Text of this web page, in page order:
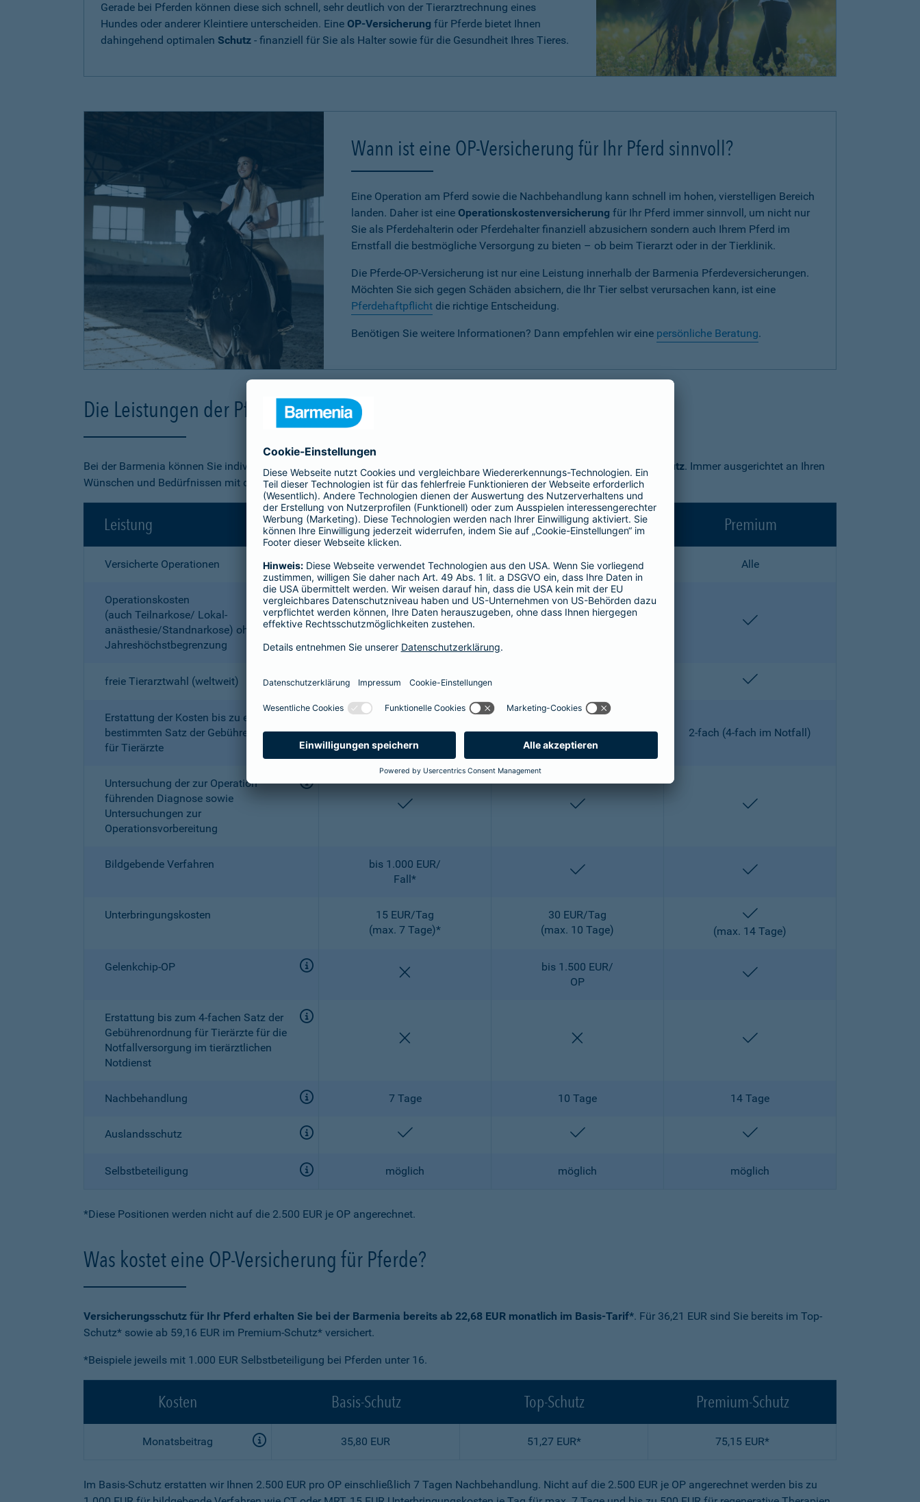
Gerade bei Pferden können diese sich schnell, sehr deutlich von der Tierarztrechnung eines
Hundes oder anderer Kleintiere unterscheiden. Eine OP-Versicherung für Pferde bietet Ihnen
dahingehend optimalen Schutz - finanziell für Sie als Halter sowie für die Gesundheit Ihres Tieres.
Wann ist eine OP-Versicherung für Ihr Pferd sinnvoll?
Eine Operation am Pferd sowie die Nachbehandlung kann schnell im hohen, vierstelligen Bereich
landen. Daher ist eine Operationskostenversicherung für Ihr Pferd immer sinnvoll, um nicht nur
Sie als Pferdehalterin oder Pferdehalter finanziell abzusichern sondern auch Ihrem Pferd im
Ernstfall die bestmögliche Versorgung zu bieten – ob beim Tierarzt oder in der Tierklinik.
Die Pferde-OP-Versicherung ist nur eine Leistung innerhalb der Barmenia Pferdeversicherungen.
Möchten Sie sich gegen Schäden absichern, die Ihr Tier selbst verursachen kann, ist eine
Pferdehaftpflicht die richtige Entscheidung.
Benötigen Sie weitere Informationen? Dann empfehlen wir eine persönliche Beratung.
Die Leistungen der Pferde-OP-Versicherung im Vergleich
Bei der Barmenia können Sie individuell aus 3 verschiedenen Tarifen für Ihr Pferd wählen: Basis-, Top- oder Premium-Schutz. Immer ausgerichtet an Ihren
Wünschen und Bedürfnissen mit dem besten Preis-Leistungsverhältnis.
Leistung Basis Top Premium
Versicherte Operationen Alle Alle Alle
Operationskosten
(auch Teilnarkose/ Lokal­
anästhesie/Standnarkose) ohne
Jahreshöchstbe­grenzung
bis 2.500 EUR/
OP
enthalten enthalten
freie Tierarztwahl (weltweit) enthalten enthalten
Erstattung der Kosten bis zu einem
bestimmten Satz der Gebührenordnung
für Tierärzte
2-fach 2-fach 2-fach (4-fach im Notfall)
Untersuchung der zur Operation
führenden Diagnose sowie
Untersuchungen zur
Operationsvorbereitung
enthalten enthalten enthalten
Bildgebende Verfahren
bis 1.000 EUR/
Fall*
enthalten enthalten
Unterbringungskosten
15 EUR/Tag
(max. 7 Tage)*
30 EUR/Tag
(max. 10 Tage)
enthalten
(max. 14 Tage)
Gelenkchip-OP
bis 1.500 EUR/
OP
enthalten
Erstattung bis zum 4-fachen Satz der
Gebührenordnung für Tierärzte für die
Notfallversorgung im tierärztlichen
Notdienst
enthalten
Nachbehandlung 7 Tage 10 Tage 14 Tage
Auslandsschutz enthalten enthalten enthalten
Selbstbeteiligung möglich möglich möglich
*Diese Positionen werden nicht auf die 2.500 EUR je OP angerechnet.
Was kostet eine OP-Versicherung für Pferde?
Versicherungsschutz für Ihr Pferd erhalten Sie bei der Barmenia bereits ab 22,68 EUR monatlich im Basis-Tarif*. Für 36,21 EUR sind Sie bereits im Top-
Schutz* sowie ab 59,16 EUR im Premium-Schutz* versichert.
*Beispiele jeweils mit 1.000 EUR Selbstbeteiligung bei Pferden unter 16.
Kosten Basis-Schutz Top-Schutz Premium-Schutz
Monatsbeitrag 35,80 EUR 51,27 EUR* 75,15 EUR*
Im Basis-Schutz erstatten wir Ihnen 2.500 EUR pro OP einschließlich 7 Tagen Nachbehandlung. Nicht auf die 2.500 EUR je OP angerechnet werden bis zu